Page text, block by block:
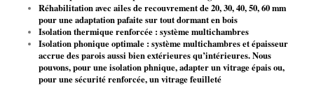
Réhabilitation avec ailes de recouvrement de 20, 30, 40, 50, 60 mm
pour une adaptation pafaite sur tout dormant en bois
Isolation thermique renforcée : système multichambres
Isolation phonique optimale : système multichambres et épaisseur
accrue des parois aussi bien extérieures qu’intérieures. Nous
pouvons, pour une isolation phnique, adapter un vitrage épais ou,
pour une sécurité renforcée, un vitrage feuilleté